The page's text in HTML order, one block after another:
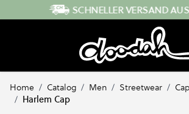
Direkt zum InhaltSCHNELLER VERSAND AUS
Home / Catalog / Men / Streetwear /
/ Harlem Cap